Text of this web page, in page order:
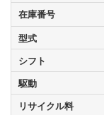
在庫番号
型式
シフト
駆動
リサイクル料